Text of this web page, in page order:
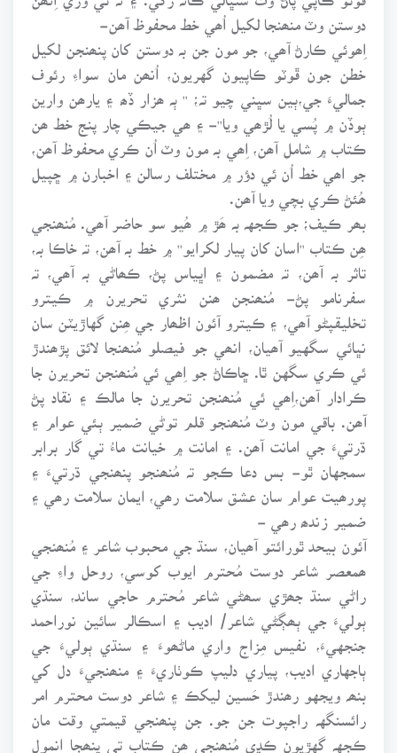
دوستن وٽ منھنجا لکيل اُھي خط محفوظ آھن-
اِھوئي ڪارڻ آھي، جو مون جن بہ دوستن کان پنھنجن لکيل
خطن جون ڦوٽو ڪاپيون گهريون، اُنھن مان سواءِ رئوف
جماليءَ جي،ٻين سڀني چيو تہ؛ '' ٻہ ھزار ڏھ ۽ يارھن وارين
ٻوڏن ۾ پُسي يا لُڙھي ويا''- ۽ ھي جيڪي چار پنج خط ھن
ڪتاب ۾ شامل آھن، اِھي بہ مون وٽ اُن ڪري محفوظ آھن،
جو اھي خط اُن ئي دؤر ۾ مختلف رسالن ۽ اخبارن ۾ ڇپيل
ھُئڻ ڪري بچي ويا آھن.
بھر ڪيف؛ جو ڪجهہ بہ ھَڙ ۾ ھُيو سو حاضر آھي. مُنھنجي
ھِن ڪتاب ''اسان کان پيار لکرايو'' ۾ خط بہ آھن، تہ خاڪا بہ،
تاثر بہ آھن، تہ مضمون ۽ اڀياس پڻ، ڪھاڻي بہ آھي، تہ
سفرنامو پڻ- مُنھنجن ھنن نثري تحريرن ۾ ڪيترو
تخليقپڻو آھي، ۽ ڪيترو آئون اظھار جي ھِنن گهاڙيٽن سان
نڀائي سگهيو آھيان، انھي جو فيصلو مُنھنجا لائق پڙھندڙ
ئي ڪري سگهن ٿا. ڇاڪاڻ جو اِھي ئي مُنھنجن تحريرن جا
ڪرادار آھن،اِھي ئي مُنھنجن تحريرن جا مالڪ ۽ نقاد پڻ
آھن. باقي مون وٽ مُنھنجو قلم توڻي ضمير ٻئي عوام ۽
ڌرتيءَ جي امانت آھن. ۽ امانت ۾ خيانت ماءُ تي گار برابر
سمجهان ٿو- بس دعا ڪجو تہ مُنھنجو پنھنجي ڌرتيءَ ۽
پورھيت عوام سان عشق سلامت رھي، ايمان سلامت رھي ۽
آئون بيحد ٿورائتو آھيان، سنڌ جي محبوب شاعر ۽ مُنھنجي
ھمعصر شاعر دوست مُحترم ايوب کوسي، روحل واءِ جي
راڻي سنڌ جھڙي سھڻي شاعر مُحترم حاجي ساند، سنڌي
ٻوليءَ جي ٻھڳڻي شاعر/ اديب ۽ اسڪالر سائين نوراحمد
جنجهيءَ، نفيس مِزاج واري ماڻھوءَ ۽ سنڌي ٻوليءَ جي
ٻاجهاري اديب، پياري دليپ ڪوٺاريءَ ۽ منھنجيءَ دل کي
بنھہ ويجهو رھندڙ حَسين ليکڪ ۽ شاعر دوست محترم امر
رائسنگهہ راجپوت جن جو. جن پنھنجي قيمتي وقت مان
ڪجهہ گهڙيون ڪڍي مُنھنجي ھِن ڪتاب تي پنھجا انمول